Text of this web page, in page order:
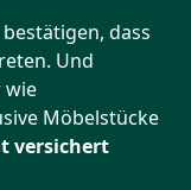
dass
Und
wie
Möbelstücke
versichert